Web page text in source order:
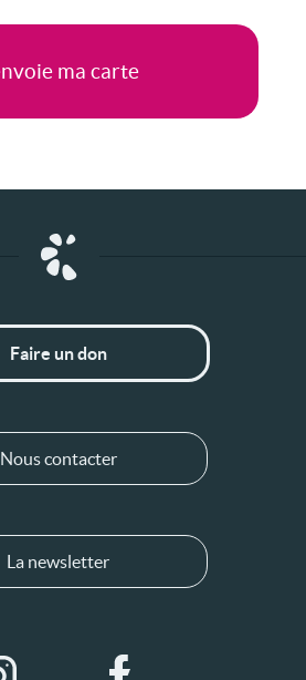
Faire un don
Nous contacter
La newsletter